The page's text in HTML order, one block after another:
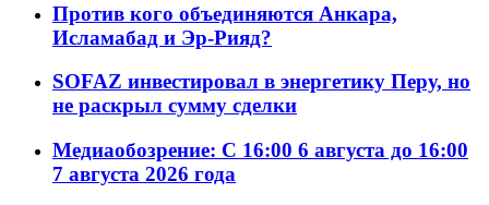
Против кого объединяются Анкара,
Исламабад и Эр-Рияд?
SOFAZ инвестировал в энергетику Перу, но
не раскрыл сумму сделки
Медиаобозрение: С 16:00 6 августа до 16:00
7 августа 2026 года